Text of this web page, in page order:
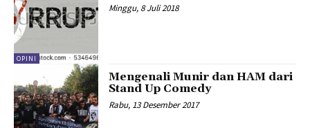
OPINI
Minggu, 8 Juli 2018
Mengenali Munir dan HAM dari
Stand Up Comedy
Rabu, 13 Desember 2017